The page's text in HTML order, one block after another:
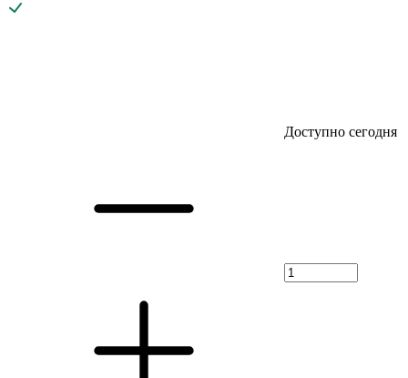
Доступно сегодня